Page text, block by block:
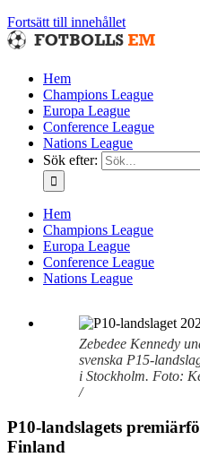
Fortsätt till innehållet
Hem
Champions League
Europa League
Conference League
Nations League
Sök efter:
Hem
Champions League
Europa League
Conference League
Nations League
Zebedee Kennedy
svenska P15-
i Stockholm. Foto:
/
P10-landslagets
Finland